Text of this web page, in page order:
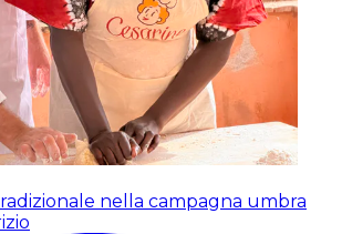
nella campagna umbra